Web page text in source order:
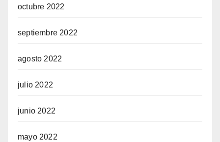
octubre 2022
septiembre 2022
agosto 2022
julio 2022
junio 2022
mayo 2022